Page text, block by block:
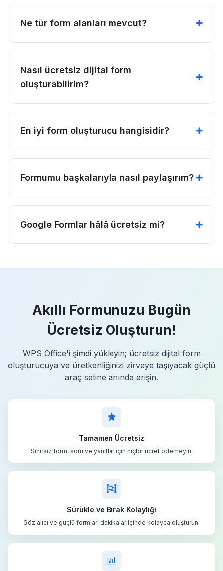
Ne tür form alanları mevcut?
Nasıl ücretsiz dijital form
oluşturabilirim?
En iyi form oluşturucu hangisidir?
Formumu başkalarıyla nasıl paylaşırım?
Google Formlar hâlâ ücretsiz mi?
Akıllı Formunuzu Bugün
Ücretsiz Oluşturun!
WPS Office'i şimdi yükleyin; ücretsiz dijital form
oluşturucuya ve üretkenliğinizi zirveye taşıyacak güçlü
araç setine anında erişin.
Tamamen Ücretsiz
Sınırsız form, soru ve yanıtlar için hiçbir ücret ödemeyin.
Sürükle ve Bırak Kolaylığı
Göz alıcı ve güçlü formları dakikalar içinde kolayca oluşturun.